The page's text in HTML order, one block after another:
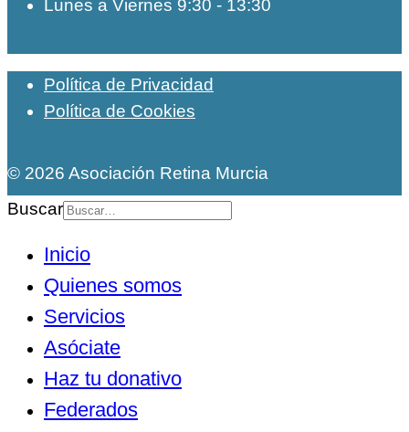
Lunes a Viernes 9:30 - 13:30
Política de Privacidad
Política de Cookies
© 2026 Asociación Retina Murcia
Buscar
Inicio
Quienes somos
Servicios
Asóciate
Haz tu donativo
Federados